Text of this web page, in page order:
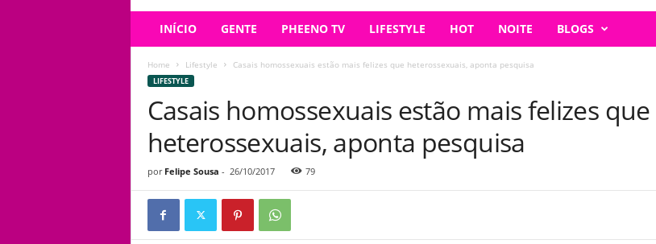
INÍCIO GENTE PHEENO TV LIFESTYLE HOT NOITE BLOGS
Home Lifestyle Casais homossexuais estão mais felizes que heterossexuais, aponta pesquisa
LIFESTYLE
Casais homossexuais estão mais felizes que
heterossexuais, aponta pesquisa
por Felipe Sousa - 26/10/2017 79